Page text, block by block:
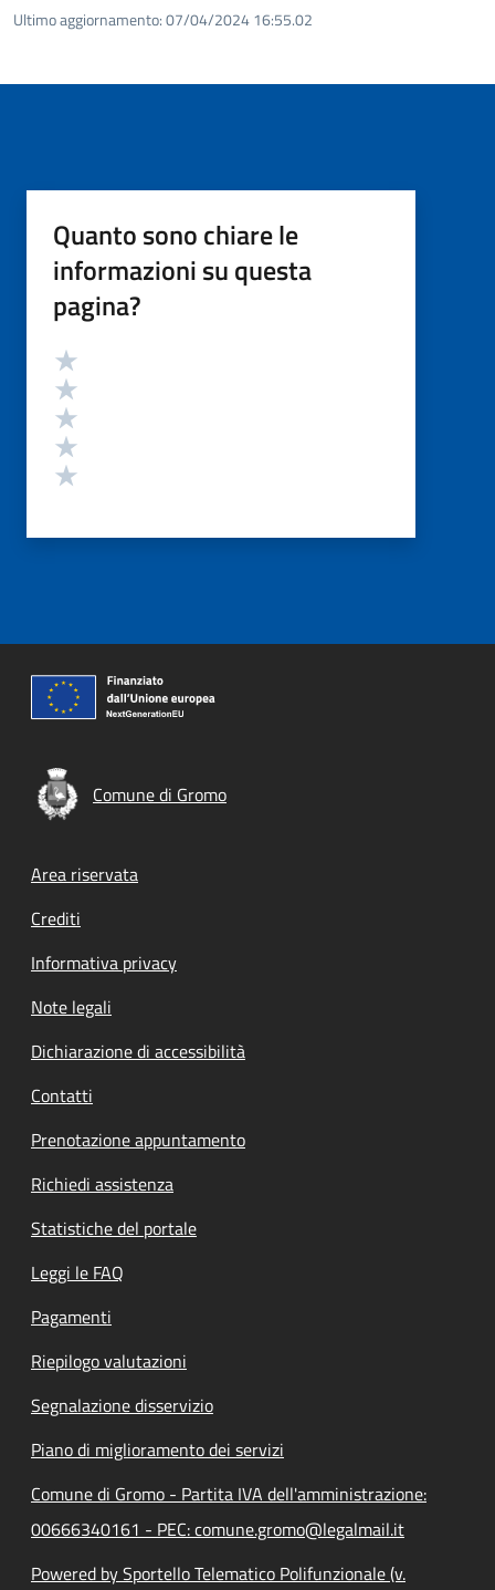
Ultimo aggiornamento:07/04/2024 16:55.02
Quanto sono chiare le
informazioni su questa
pagina?
Valutazione
Comune di Gromo
Footer menu
Area riservata
Crediti
Informativa privacy
Note legali
Dichiarazione di accessibilità
Contatti
Prenotazione appuntamento
Richiedi assistenza
Statistiche del portale
Leggi le FAQ
Pagamenti
Riepilogo valutazioni
Segnalazione disservizio
Piano di miglioramento dei servizi
Comune di Gromo - Partita IVA dell'amministrazione:
00666340161 - PEC: comune.gromo@legalmail.it
Powered by Sportello Telematico Polifunzionale (v.